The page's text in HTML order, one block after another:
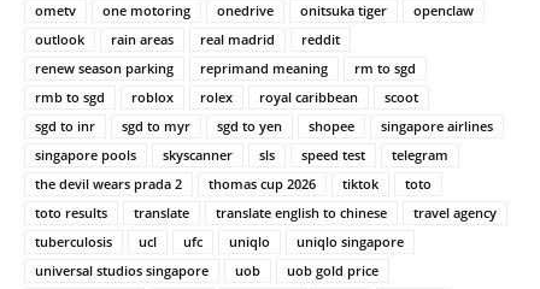
ometv
one motoring onedrive onitsuka tiger
openclaw
outlook
rain areas real madrid
reddit
renew season parking
reprimand meaning
rm to sgd
rmb to sgd
roblox rolex royal caribbean
scoot
sgd to inr
sgd to myr sgd to yen shopee
singapore airlines
singapore pools
skyscanner sls speed test
telegram
the devil wears prada 2
thomas cup 2026 tiktok
toto
toto results
translate translate english to chinese
travel agency
tuberculosis
ucl ufc uniqlo
uniqlo singapore
universal studios singapore
uob
uob gold price